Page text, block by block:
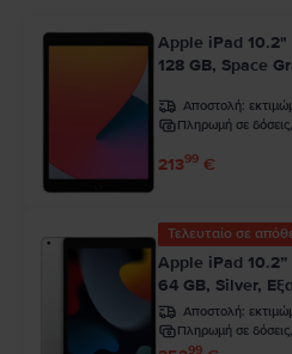
Apple iPad
128 GB, Space
Αποστολή:
Πληρωμή σε
21399 €
Τελευταίο σε
Apple iPad
64 GB, Silver,
Αποστολή:
Πληρωμή σε
99